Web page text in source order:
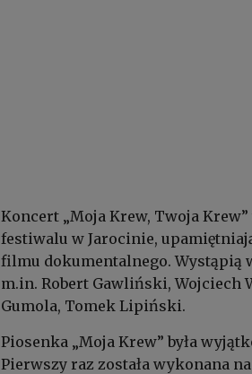
Koncert „Moja Krew, Twoja
festiwalu w Jarocinie,
filmu dokumentalnego.
m.in. Robert Gawliński, Wojciech
Gumola, Tomek Lipiński.
Piosenka „Moja Krew” była
Pierwszy raz została wykonana